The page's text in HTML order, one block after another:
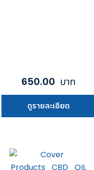
650.00 บาท
ดูรายละเอียด